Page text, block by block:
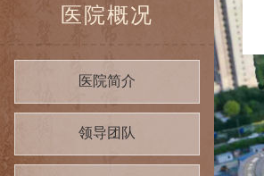
医院概况
医院简介
领导团队